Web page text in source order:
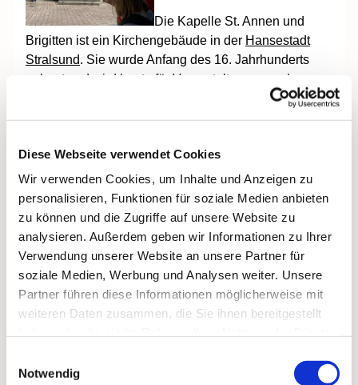
Diese Webseite verwendet Cookies
Wir verwenden Cookies, um Inhalte und Anzeigen zu
personalisieren, Funktionen für soziale Medien anbieten
zu können und die Zugriffe auf unsere Website zu
analysieren. Außerdem geben wir Informationen zu Ihrer
Verwendung unserer Website an unsere Partner für
soziale Medien, Werbung und Analysen weiter. Unsere
Partner führen diese Informationen möglicherweise mit
weiteren Daten zusammen, die Sie ihnen bereitgestellt
Notwendig
Die Kapelle St. Annen und
Brigitten ist ein Kirchengebäude in der Hansestadt
Stralsund. Sie wurde Anfang des 16. Jahrhunderts
gebaut und wird heute für Veranstaltungen und
Trauungen genutzt. Die Kapelle befindet sich auf
einem Innenhof in der Schillstr. 7. In den Jahren 2003
Gebäudekomplex in mehreren Abschnitten umfassend
saniert. Die ehemaligen Stiftsgebäude beherbergen
seitdem einen Teil der Stadtverwaltung. Die Kapelle
wird als Veranstaltungsraum und für Hochzeiten
genutzt und kann besichtigt werden.
An manchen Tagen
haben wir die
Möglichkeit die 366
Marien Kirche zu